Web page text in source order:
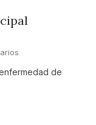
de